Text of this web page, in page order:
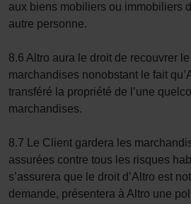
aux biens mobiliers ou immobiliers
autre personne.
8.6 Altro aura le droit de recouvrer
marchandises nonobstant le fait
transféré la propriété de l’une
marchandises.
8.7 Le Client gardera les
assurées contre tous les risques
s’assurera que le droit d’Altro est
demande, présentera à Altro une